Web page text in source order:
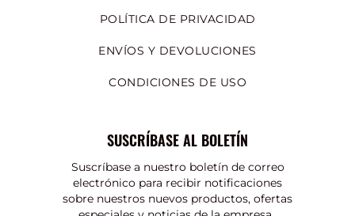
POLÍTICA DE PRIVACIDAD
ENVÍOS Y DEVOLUCIONES
CONDICIONES DE USO
SUSCRÍBASE AL BOLETÍN
Suscríbase a nuestro boletín de correo
electrónico para recibir notificaciones
sobre nuestros nuevos productos, ofertas